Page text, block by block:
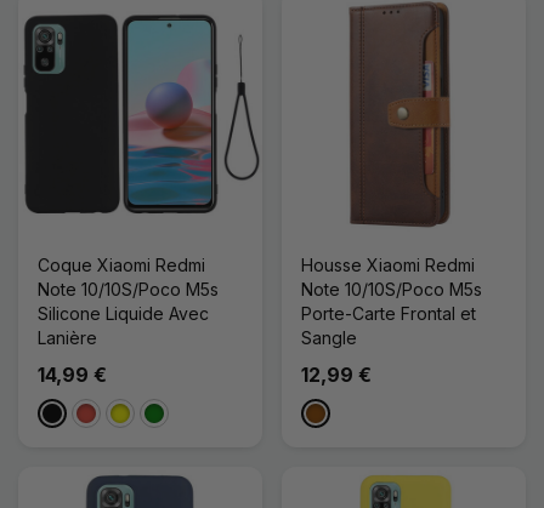
Coque Xiaomi Redmi
Note 10/10S/Poco M5s
Silicone Liquide Avec
Lanière
14,99 €
NoirRougeJauneVert
Housse Xiaomi Redmi
Note 10/10S/Poco M5s
Porte-Carte Frontal et
Sangle
12,99 €
Marron